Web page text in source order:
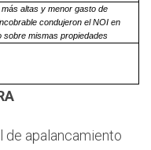
altas y menor gasto de
condujeron el NOI en
sobre mismas propiedades
de apalancamiento